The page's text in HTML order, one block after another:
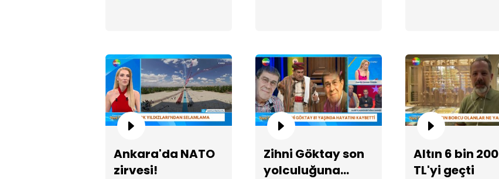
Ankara'da NATO
zirvesi!
Zihni Göktay son
yolculuğuna
Altın 6 bin 200
TL'yi geçti